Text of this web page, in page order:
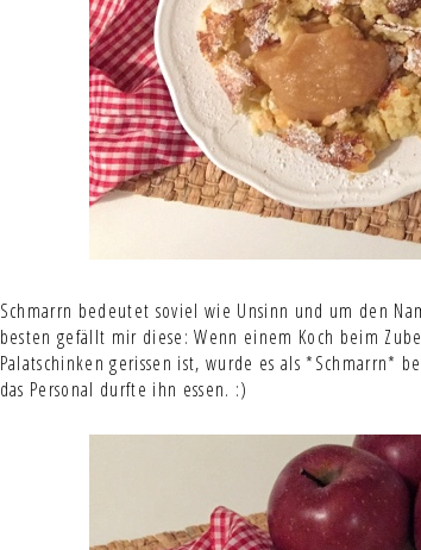
Schmarrn bedeutet soviel wie Unsinn und um den
besten gefällt mir diese: Wenn einem Koch beim
Palatschinken gerissen ist, wurde es als *Schmarrn*
das Personal durfte ihn essen. :)